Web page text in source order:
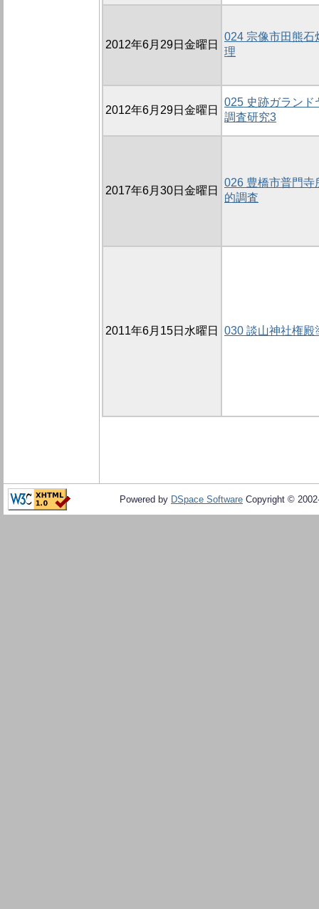
2012年6月29日金曜日
024 宗像市田熊石
理
2012年6月29日金曜日
025 史跡ガランド
調査研究3
2017年6月30日金曜日
026 豊橋市普門寺
的調査
2011年6月15日水曜日 030 談山神社権殿
Powered by DSpace Software Copyright ©